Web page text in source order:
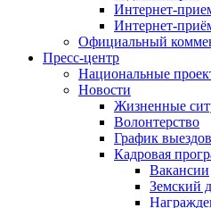
Интернет-
Интернет-
Официальный
Пресс-центр
Национальные
Новости
Жизненные
Волонтерство
График
Кадровая
Вакансии
Земский